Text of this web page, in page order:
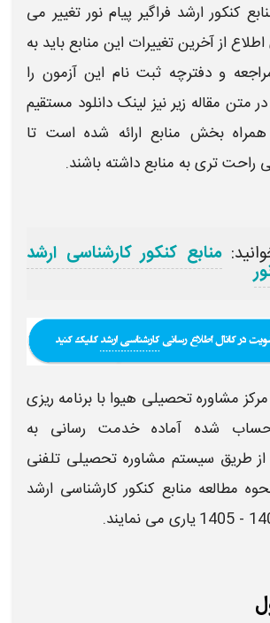
کنکور ارشد فراگیر پیام نور تغییر می
اطلاع از آخرین تغییرات این منابعباید به
و دفترچه ثبت نام این آزمون را
در متن مقاله زیر نیز لینکدانلود مستقیم
همراه بخش منابعارائه شده است تا
راحت تری به منابع داشته باشند.
منابع کنکور کارشناسی ارشد
مشاوره تحصیلی هیوا با برنامه ریزی
شده آماده خدمت رسانی به
از طریق سیستم مشاوره تحصیلی تلفنی
مطالعه منابع کنکور کارشناسی ارشد
یاری می نمایند.